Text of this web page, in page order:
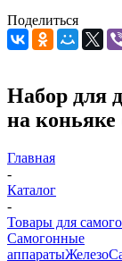
Поделиться
Набор для
на
Главная
-
Каталог
-
Товары для
Самогонные
аппаратыЖелезо